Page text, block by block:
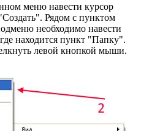
меню навести курсор
Рядом с пунктом
необходимо навести
находится пункт "Папку".
левой кнопкой мыши.